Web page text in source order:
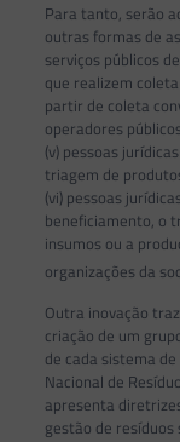
Para tanto, serão
outras formas de
serviços públicos
que realizem
partir de coleta
operadores
(v) pessoas
triagem de
(vi) pessoas
beneficiamento, o
insumos ou a
organizações da
Outra inovação
criação de um
de cada sistema
Nacional de
apresenta
gestão de